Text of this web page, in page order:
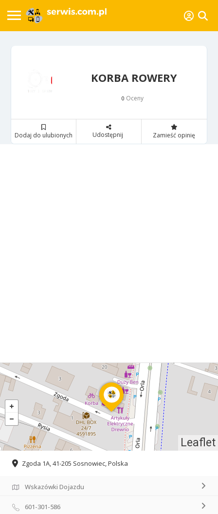
KORBA ROWERY
0 Oceny
Dodaj do ulubionych Udostępnij Zamieść opinię
Leaflet
Zgoda 1A, 41-205 Sosnowiec, Polska
Wskazówki Dojazdu
601-301-586